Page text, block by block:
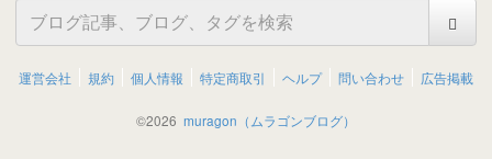
運営会社 規約 個人情報 特定商取引 ヘルプ 問い合わせ 広告掲載
©2026 muragon（ムラゴンブログ）